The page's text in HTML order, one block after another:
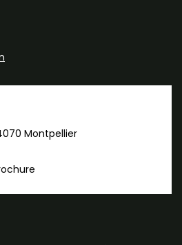
Montpellier
contenu de
vous